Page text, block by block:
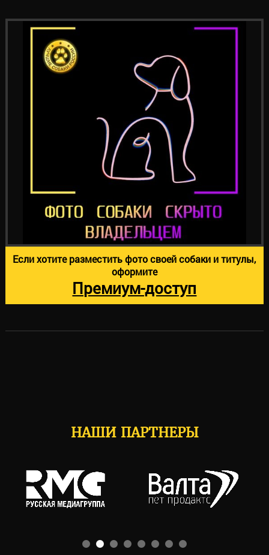
Если хотите разместить фото своей собаки и титулы,
оформите
Премиум-доступ
НАШИ ПАРТНЕРЫ